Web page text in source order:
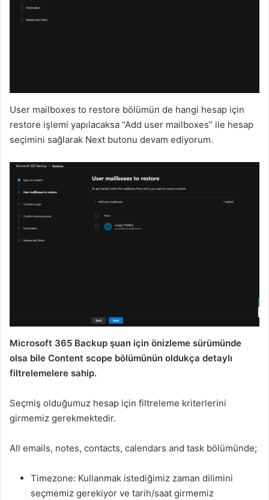
User mailboxes to restore bölümün de hangi hesap için
restore işlemi yapılacaksa “Add user mailboxes” ile hesap
seçimini sağlarak Next butonu devam ediyorum.
Microsoft 365 Backup şuan için önizleme sürümünde
olsa bile Content scope bölümünün oldukça detaylı
filtrelemelere sahip.
Seçmiş olduğumuz hesap için filtreleme kriterlerini
girmemiz gerekmektedir.
All emails, notes, contacts, calendars and task bölümünde;
Timezone: Kullanmak istediğimiz zaman dilimini
seçmemiz gerekiyor ve tarih/saat girmemiz